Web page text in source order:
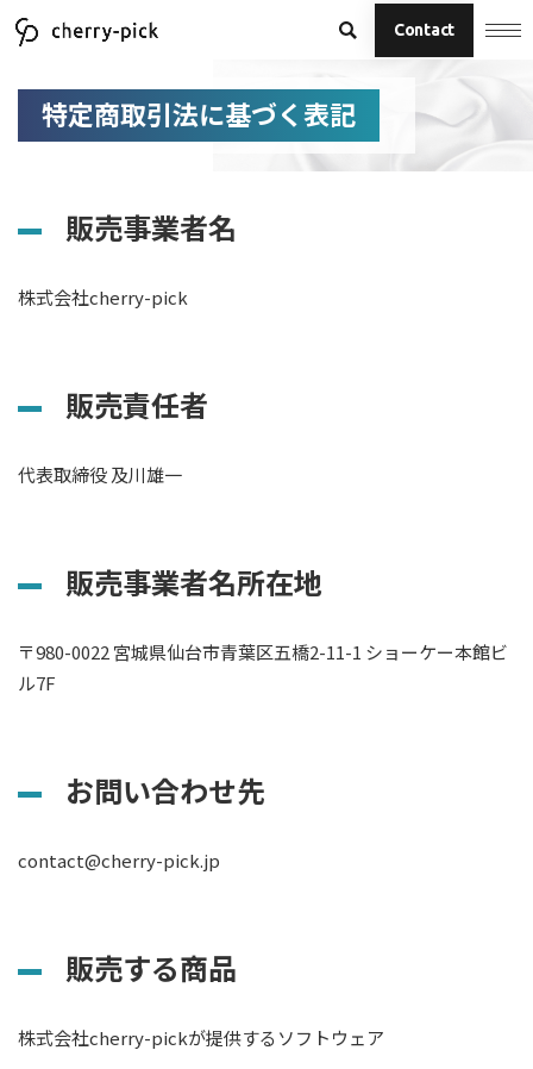
Contact
特定商取引法に基づく表記
販売事業者名
株式会社cherry-pick
販売責任者
代表取締役 及川雄一
販売事業者名所在地
〒980-0022 宮城県仙台市青葉区五橋2-11-1 ショーケー本館ビ
ル7F
お問い合わせ先
contact@cherry-pick.jp
販売する商品
株式会社cherry-pickが提供するソフトウェア